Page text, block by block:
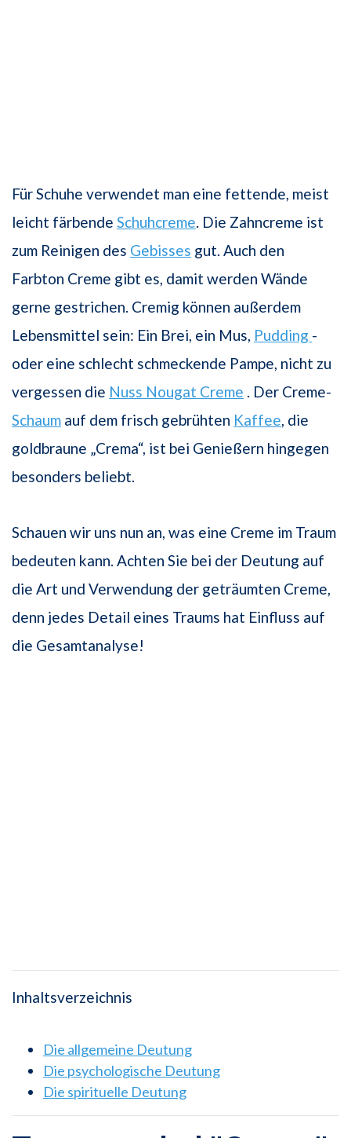
Für Schuhe verwendet man eine fettende, meist
leicht färbende Schuhcreme . Die Zahncreme ist
zum Reinigen des Gebisses gut. Auch den
Farbton Creme gibt es, damit werden Wände
gerne gestrichen. Cremig können außerdem
Lebensmittel sein: Ein Brei, ein Mus, Pudding -
oder eine schlecht schmeckende Pampe, nicht zu
vergessen die Nuss Nougat Creme . Der Creme-
Schaum auf dem frisch gebrühten Kaffee , die
goldbraune „Crema“, ist bei Genießern hingegen
besonders beliebt.
Schauen wir uns nun an, was eine Creme im Traum
bedeuten kann. Achten Sie bei der Deutung auf
die Art und Verwendung der geträumten Creme,
denn jedes Detail eines Traums hat Einfluss auf
die Gesamtanalyse!
Inhaltsverzeichnis
Die allgemeine Deutung
Die psychologische Deutung
Die spirituelle Deutung